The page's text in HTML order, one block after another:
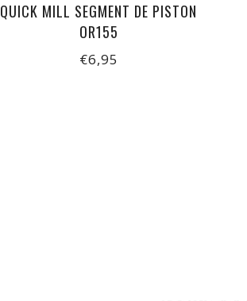
QUICK MILL SEGMENT DE PISTON
OR155
€6,95